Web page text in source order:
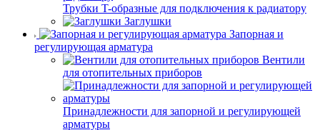
Трубки T-образные для подключения к радиатору
Заглушки
Запорная и
регулирующая арматура
Вентили
для отопительных приборов
Принадлежности для запорной и регулирующей
арматуры